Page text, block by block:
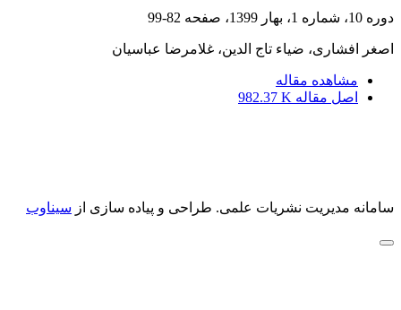
دوره 10، شماره 1، بهار 1399، صفحه 82-99
اصغر افشاری، ضیاء تاج الدین، غلامرضا عباسیان
مشاهده مقاله
اصل مقاله 982.37 K
سامانه مدیریت نشریات علمی. طراحی و پیاده سازی از سیناوب